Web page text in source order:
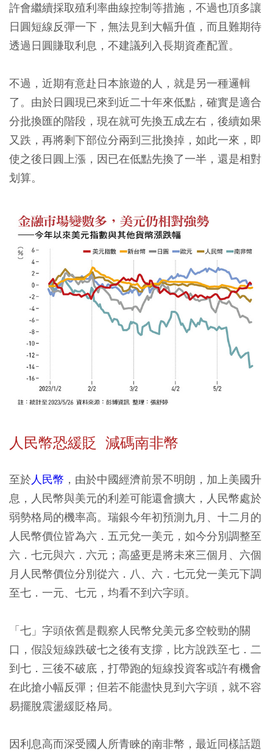
許會繼續採取殖利率曲線控制等措施，不過也頂多讓
日圓短線反彈一下，無法見到大幅升值，而且難期待
透過日圓賺取利息，不建議列入長期資產配置。
不過，近期有意赴日本旅遊的人，就是另一種邏輯
了。由於日圓現已來到近二十年來低點，確實是適合
分批換匯的階段，現在就可先換五成左右，後續如果
又跌，再將剩下部位分兩到三批換掉，如此一來，即
使之後日圓上漲，因已在低點先換了一半，還是相對
划算。
人民幣恐緩貶 減碼南非幣
至於人民幣 ，由於中國經濟前景不明朗，加上美國升
息，人民幣與美元的利差可能還會擴大，人民幣處於
弱勢格局的機率高。瑞銀今年初預測九月、十二月的
人民幣價位皆為六．五元兌一美元，如今分別調整至
六．七元與六．六元；高盛更是將未來三個月、六個
月人民幣價位分別從六．八、六．七元兌一美元下調
至七．一元、七元，均看不到六字頭。
「七」字頭依舊是觀察人民幣兌美元多空較勁的關
口，假設短線跌破七之後有支撐，比方說跌至七．二
到七．三後不破底，打帶跑的短線投資客或許有機會
在此搶小幅反彈；但若不能盡快見到六字頭，就不容
易擺脫震盪緩貶格局。
因利息高而深受國人所青睞的南非幣，最近同樣話題